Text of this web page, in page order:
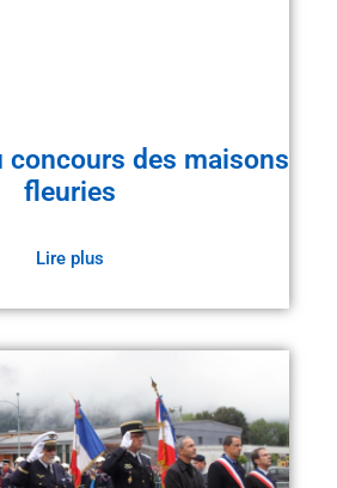
concours des maisons
fleuries
Lire plus